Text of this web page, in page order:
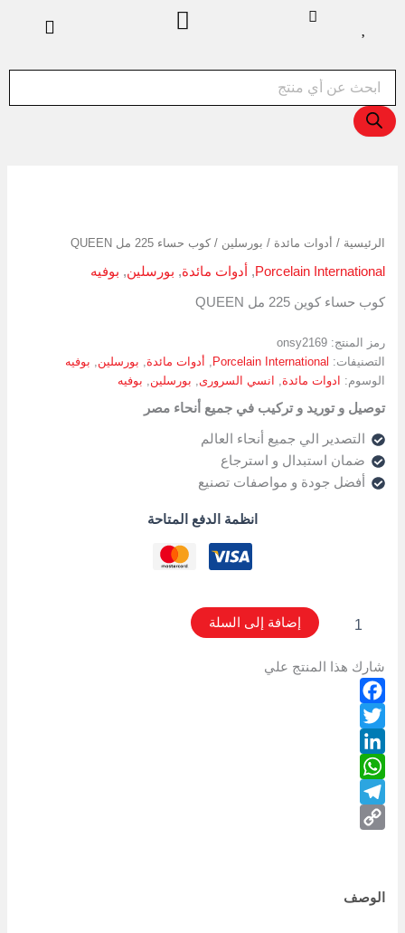
search
الرئيسية / أدوات مائدة / بورسلين / كوب حساء 225 مل QUEEN
Porcelain International
, أدوات مائدة, بورسلين, بوفيه
كوب حساء كوين 225 مل QUEEN
رمز المنتج:onsy2169
التصنيفات: Porcelain International
, أدوات مائدة, بورسلين, بوفيه
الوسوم:
ادوات مائدة, انسي السرورى, بورسلين, بوفيه
توصيل و توريد و تركيب في جميع أنحاء مصر
التصدير الي جميع أنحاء العالم
ضمان استبدال و استرجاع
أفضل جودة و مواصفات تصنيع
انظمة الدفع المتاحة
225
مل
إضافة إلى السلة
شارك هذا المنتج علي
Facebook
Twitter
LinkedIn
WhatsApp
Telegram
الوصف